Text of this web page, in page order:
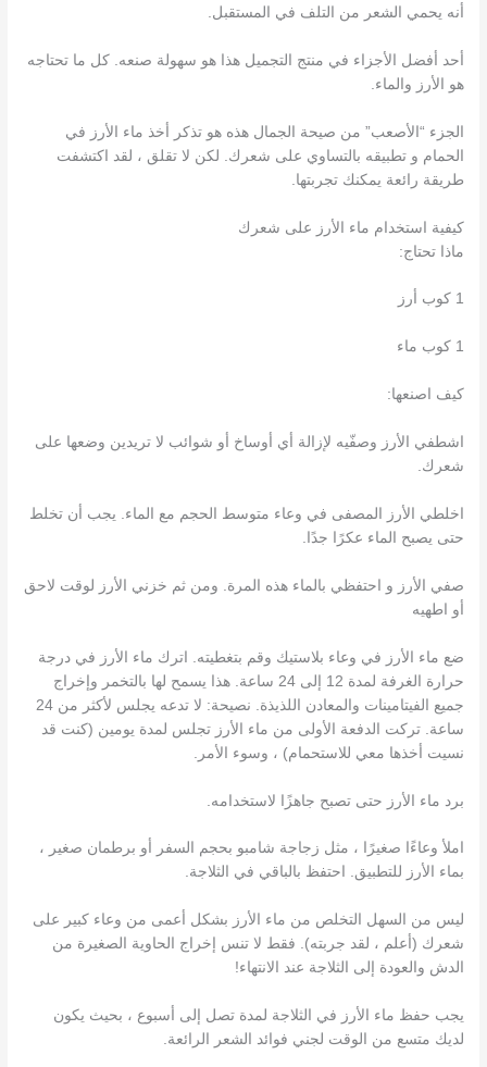
أنه يحمي الشعر من التلف في المستقبل.
أحد أفضل الأجزاء في منتج التجميل هذا هو سهولة صنعه. كل ما تحتاجه
هو الأرز والماء.
الجزء “الأصعب” من صيحة الجمال هذه هو تذكر أخذ ماء الأرز في
الحمام و تطبيقه بالتساوي على شعرك. لكن لا تقلق ، لقد اكتشفت
طريقة رائعة يمكنك تجربتها.
كيفية استخدام ماء الأرز على شعرك
ماذا تحتاج:
1 كوب أرز
1 كوب ماء
كيف اصنعها:
اشطفي الأرز وصفّيه لإزالة أي أوساخ أو شوائب لا تريدين وضعها على
شعرك.
اخلطي الأرز المصفى في وعاء متوسط ​​الحجم مع الماء. يجب أن تخلط
حتى يصبح الماء عكرًا جدًا.
صفي الأرز و احتفظي بالماء هذه المرة. ومن ثم خزني الأرز لوقت لاحق
أو اطهيه
ضع ماء الأرز في وعاء بلاستيك وقم بتغطيته. اترك ماء الأرز في درجة
حرارة الغرفة لمدة 12 إلى 24 ساعة. هذا يسمح لها بالتخمر وإخراج
جميع الفيتامينات والمعادن اللذيذة. نصيحة: لا تدعه يجلس لأكثر من 24
ساعة. تركت الدفعة الأولى من ماء الأرز تجلس لمدة يومين (كنت قد
نسيت أخذها معي للاستحمام) ، وسوء الأمر.
برد ماء الأرز حتى تصبح جاهزًا لاستخدامه.
املأ وعاءًا صغيرًا ، مثل زجاجة شامبو بحجم السفر أو برطمان صغير ،
بماء الأرز للتطبيق. احتفظ بالباقي في الثلاجة.
ليس من السهل التخلص من ماء الأرز بشكل أعمى من وعاء كبير على
شعرك (أعلم ، لقد جربته). فقط لا تنس إخراج الحاوية الصغيرة من
الدش والعودة إلى الثلاجة عند الانتهاء!
يجب حفظ ماء الأرز في الثلاجة لمدة تصل إلى أسبوع ، بحيث يكون
لديك متسع من الوقت لجني فوائد الشعر الرائعة.